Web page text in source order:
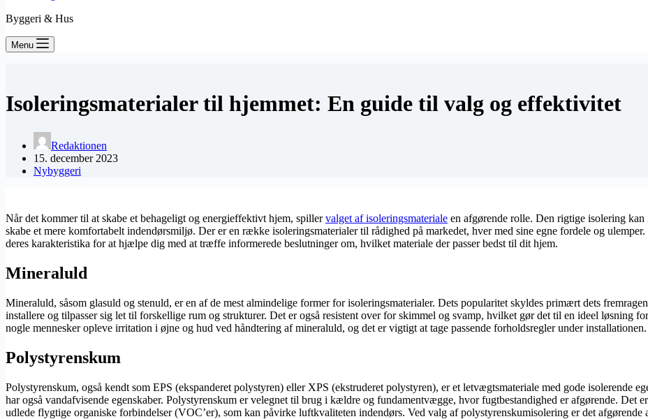
Byggeri & Hus
Menu
Isoleringsmaterialer til hjemmet: En guide til valg og effektivitet
Redaktionen
15. december 2023
Nybyggeri
Når det kommer til at skabe et behageligt og energieffektivt hjem, spillervalget af isoleringsmateriale en afgørende rolle. Den rigtige isolering
skabe et mere komfortabelt indendørsmiljø. Der er en række isoleringsmaterialer til rådighed på markedet, hver med sine egne fordele og
deres karakteristika for at hjælpe dig med at træffe informerede beslutninger om, hvilket materiale der passer bedst til dit hjem.
Mineraluld
Mineraluld, såsom glasuld og stenuld, er en af de mest almindelige former for isoleringsmaterialer. Dets popularitet skyldes primært dets
installere og tilpasser sig let til forskellige rum og strukturer. Det er også resistent over for skimmel og svamp, hvilket gør det til en ideel løsning
nogle mennesker opleve irritation i øjne og hud ved håndtering af mineraluld, og det er vigtigt at tage passende forholdsregler under installationen.
Polystyrenskum
Polystyrenskum, også kendt som EPS (ekspanderet polystyren) eller XPS (ekstruderet polystyren), er et letvægtsmateriale med gode isolerende
har også vandafvisende egenskaber. Polystyrenskum er velegnet til brug i kældre og fundamentvægge, hvor fugtbestandighed er afgørende. Det
udlede flygtige organiske forbindelser (VOC’er), som kan påvirke luftkvaliteten indendørs. Ved valg af polystyrenskumisolering er det